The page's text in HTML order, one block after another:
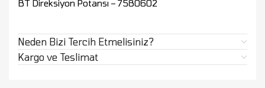
BT Direksiyon Potansı – 7580602
Neden Bizi Tercih Etmelisiniz?
Kargo ve Teslimat